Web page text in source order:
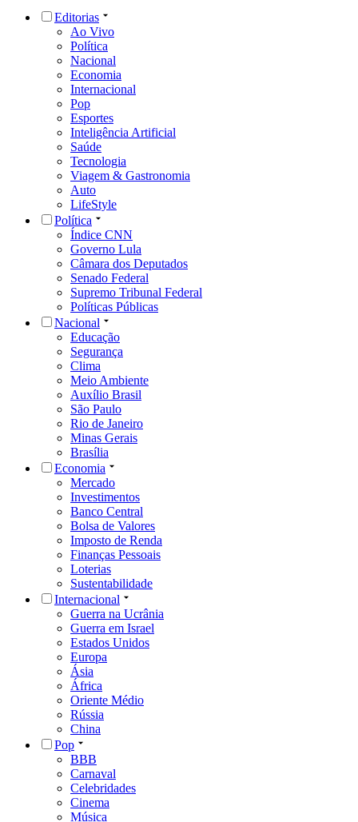
Editorias
Ao Vivo
Política
Nacional
Economia
Internacional
Pop
Esportes
Inteligência Artificial
Saúde
Tecnologia
Viagem & Gastronomia
Auto
LifeStyle
Política
Índice CNN
Governo Lula
Câmara dos Deputados
Senado Federal
Supremo Tribunal Federal
Políticas Públicas
Nacional
Educação
Segurança
Clima
Meio Ambiente
Auxílio Brasil
São Paulo
Rio de Janeiro
Minas Gerais
Brasília
Economia
Mercado
Investimentos
Banco Central
Bolsa de Valores
Imposto de Renda
Finanças Pessoais
Loterias
Sustentabilidade
Internacional
Guerra na Ucrânia
Guerra em Israel
Estados Unidos
Europa
Ásia
África
Oriente Médio
Rússia
China
Pop
BBB
Carnaval
Celebridades
Cinema
Música